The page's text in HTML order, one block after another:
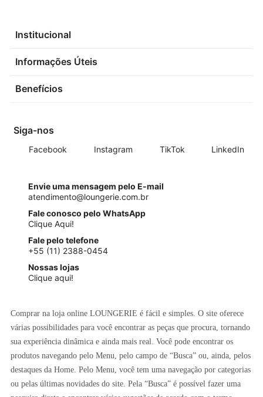
Institucional
Informações Úteis
Benefícios
Siga-nos
Facebook Instagram TikTok LinkedIn
Envie uma mensagem pelo E-mail
atendimento@loungerie.com.br
Fale conosco pelo WhatsApp
Clique Aqui!
Fale pelo telefone
+55 (11) 2388-0454
Nossas lojas
Clique aqui!
Comprar na loja online LOUNGERIE é fácil e simples. O site oferece
várias possibilidades para você encontrar as peças que procura, tornando
sua experiência dinâmica e ainda mais real. Você pode encontrar os
produtos navegando pelo Menu, pelo campo de “Busca” ou, ainda, pelos
destaques da Home. Pelo Menu, você tem uma navegação por categorias
ou pelas últimas novidades do site. Pela “Busca” é possível fazer uma